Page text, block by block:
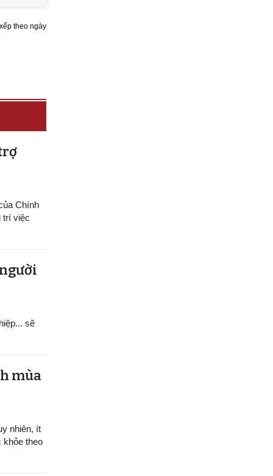
theo ngày
Chính
trí việc
sẽ
mùa
nhiên, ít
khỏe theo